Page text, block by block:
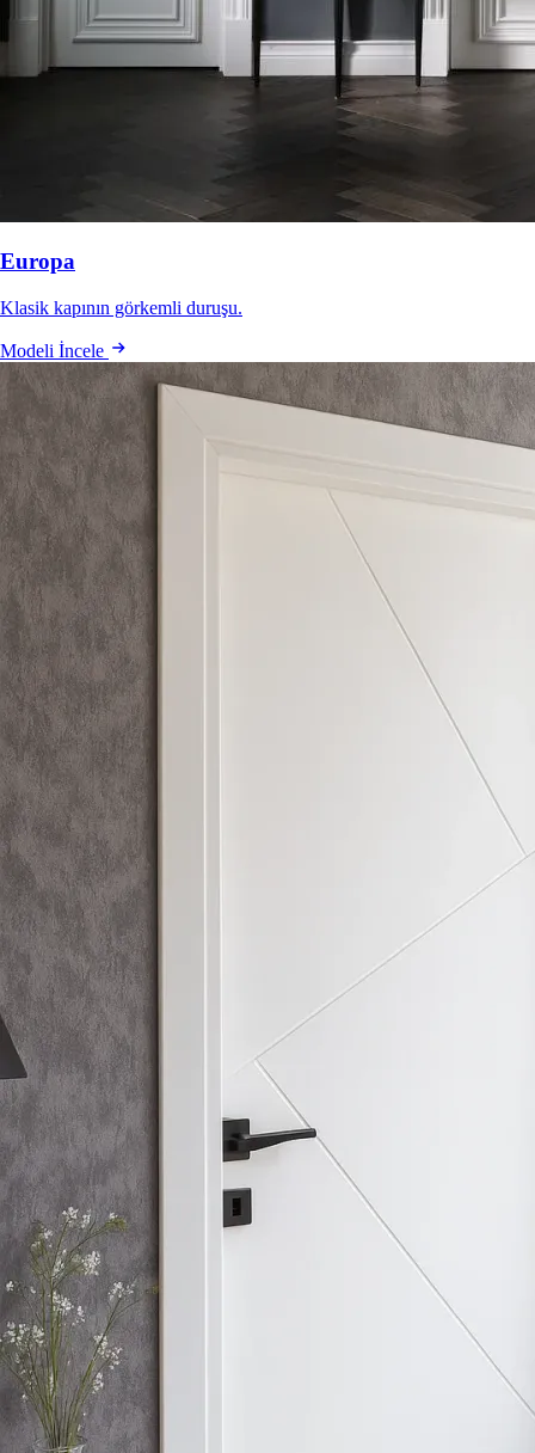
Europa
Klasik kapının görkemli duruşu.
Modeli İncele